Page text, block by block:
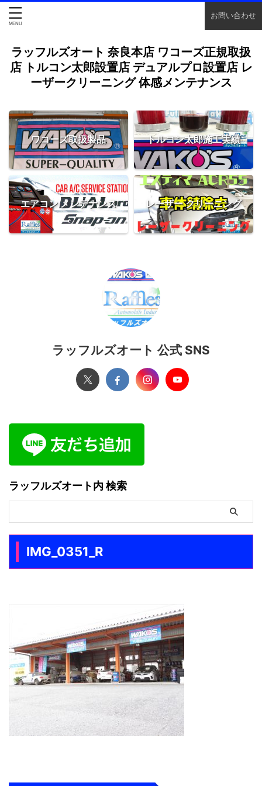
お問い合わせ
ラッフルズオート 奈良本店 ワコーズ正規取扱
店 トルコン太郎設置店 デュアルプロ設置店 レ
ーザークリーニング 体感メンテナンス
ワコーズ取扱製品 トルコン太郎施工実績
エアコン メンテナンス レーザー クリーニング
ラッフルズオート 公式 SNS
ラッフルズオート内 検索
IMG_0351_R